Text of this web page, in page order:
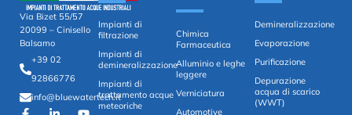
Via Bizet 55/57
20099 – Cinisello
Balsamo
+39 02
92866776
info@bluewatertech.it
Impianti di
filtrazione
Impianti di
demineralizzazione
Impianti di
trattamento acque
meteoriche
Chimica
Farmaceutica
Alluminio e leghe
leggere
Verniciatura
Automotive
Demineralizzazione
Evaporazione
Purificazione
Depurazione
acqua di scarico
(WWT)